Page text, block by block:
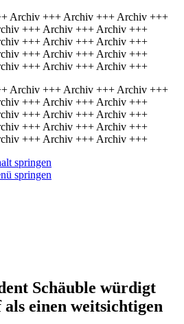
Archiv +++ Archiv +++ Archiv +++
+++ Archiv +++ Archiv +++
+++ Archiv +++ Archiv +++
+++ Archiv +++ Archiv +++
+++ Archiv +++ Archiv +++
Archiv +++ Archiv +++ Archiv +++
+++ Archiv +++ Archiv +++
+++ Archiv +++ Archiv +++
+++ Archiv +++ Archiv +++
+++ Archiv +++ Archiv +++
springen
springen
Schäuble würdigt
einen weitsichtigen